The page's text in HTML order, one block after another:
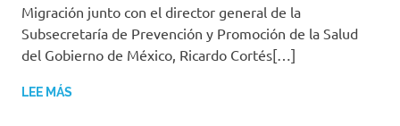
Migración junto con el director general de la
Subsecretaría de Prevención y Promoción de la Salud
del Gobierno de México, Ricardo Cortés[…]
LEE MÁS